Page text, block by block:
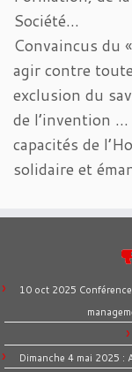
Société…
Convaincus du
agir contre
exclusion du
de l’invention
capacités de
solidaire et
10 oct 2025
Dimanche 4 mai 2025 :